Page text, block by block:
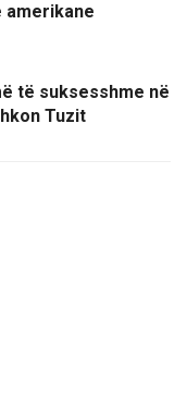
amerikane
të suksesshme në
Tuzit